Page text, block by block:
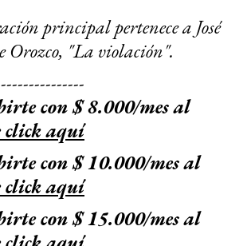
principal pertenece a José
Orozco, "La violación".
con $ 8.000/mes al
click aquí
con $ 10.000/mes al
click aquí
con $ 15.000/mes al